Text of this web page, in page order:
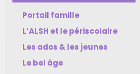
Portail famille
L’ALSH et le périscolaire
Les ados & les jeunes
Le bel âge